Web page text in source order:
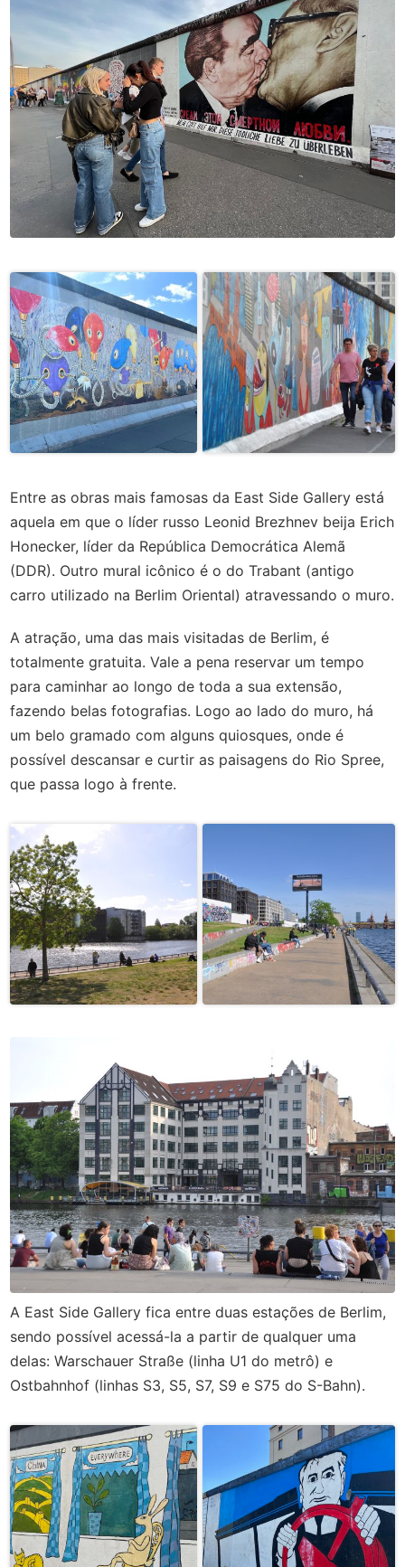
Entre as obras mais famosas da East Side Gallery está
aquela em que o líder russo Leonid Brezhnev beija Erich
Honecker, líder da República Democrática Alemã
(DDR). Outro mural icônico é o do Trabant (antigo
carro utilizado na Berlim Oriental) atravessando o muro.
A atração, uma das mais visitadas de Berlim, é
totalmente gratuita. Vale a pena reservar um tempo
para caminhar ao longo de toda a sua extensão,
fazendo belas fotografias. Logo ao lado do muro, há
um belo gramado com alguns quiosques, onde é
possível descansar e curtir as paisagens do Rio Spree,
que passa logo à frente.
A East Side Gallery fica entre duas estações de Berlim,
sendo possível acessá-la a partir de qualquer uma
delas: Warschauer Straße (linha U1 do metrô) e
Ostbahnhof (linhas S3, S5, S7, S9 e S75 do S-Bahn).